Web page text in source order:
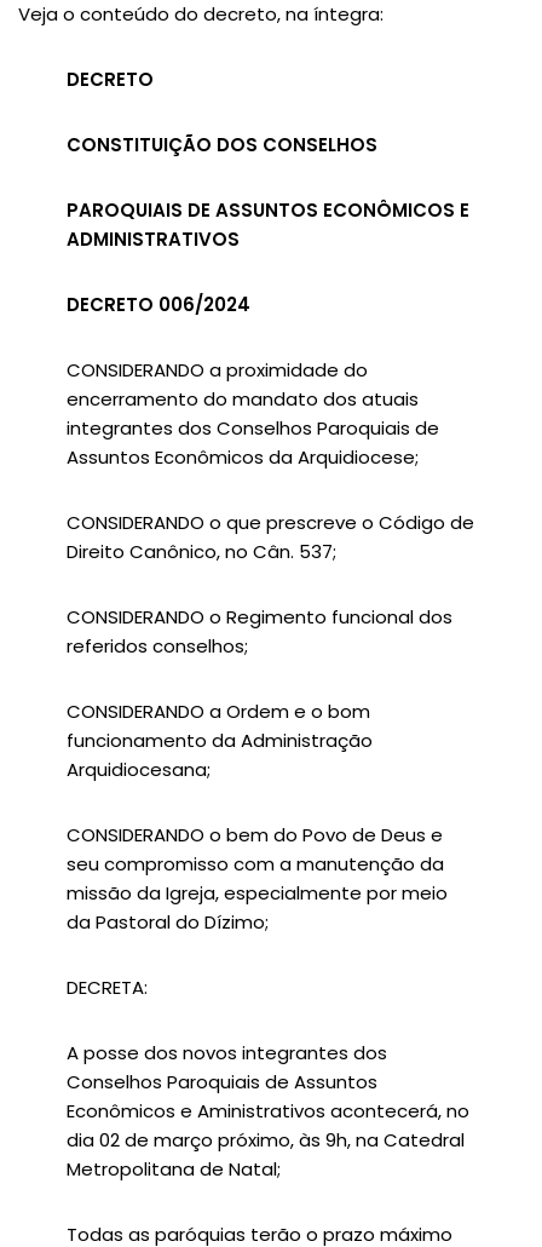
Veja o conteúdo do decreto, na íntegra:
DECRETO
CONSTITUIÇÃO DOS CONSELHOS
PAROQUIAIS DE ASSUNTOS ECONÔMICOS E
ADMINISTRATIVOS
DECRETO 006/2024
CONSIDERANDO a proximidade do
encerramento do mandato dos atuais
integrantes dos Conselhos Paroquiais de
Assuntos Econômicos da Arquidiocese;
CONSIDERANDO o que prescreve o Código de
Direito Canônico, no Cân. 537;
CONSIDERANDO o Regimento funcional dos
referidos conselhos;
CONSIDERANDO a Ordem e o bom
funcionamento da Administração
Arquidiocesana;
CONSIDERANDO o bem do Povo de Deus e
seu compromisso com a manutenção da
missão da Igreja, especialmente por meio
da Pastoral do Dízimo;
DECRETA:
A posse dos novos integrantes dos
Conselhos Paroquiais de Assuntos
Econômicos e Aministrativos acontecerá, no
dia 02 de março próximo, às 9h, na Catedral
Metropolitana de Natal;
Todas as paróquias terão o prazo máximo